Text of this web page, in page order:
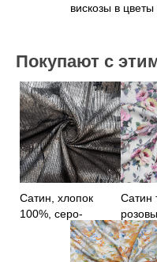
вискозы в цветы
Покупают с
Сатин, хлопок
100%, серо-
коричневый принт
Сатин